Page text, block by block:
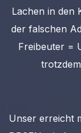
Lachen in den
der falschen
Freibeuter =
Unser erreicht